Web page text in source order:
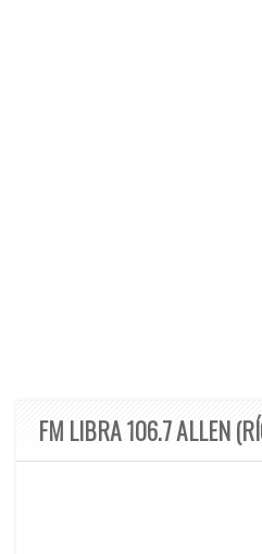
FM LIBRA 106.7 ALLEN